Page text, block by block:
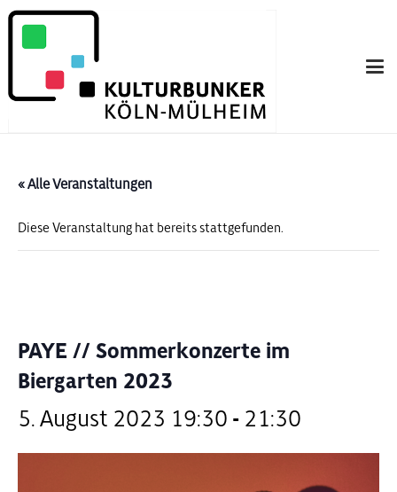
« Alle Veranstaltungen
Diese Veranstaltung hat bereits stattgefunden.
PAYE // Sommerkonzerte im
Biergarten 2023
5. August 2023 19:30 - 21:30